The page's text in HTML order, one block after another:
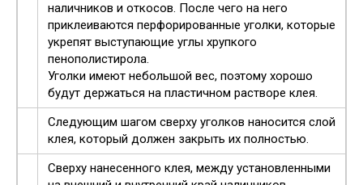
наличников и откосов. После чего на него
приклеиваются перфорированные уголки, которые
укрепят выступающие углы хрупкого
пенополистирола.
Уголки имеют небольшой вес, поэтому хорошо
будут держаться на пластичном растворе клея.
Следующим шагом сверху уголков наносится слой
клея, который должен закрыть их полностью.
Сверху нанесенного клея, между установленными